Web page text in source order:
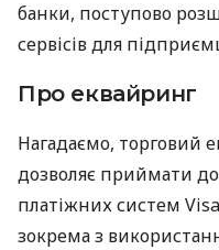
банки, поступово
сервісів для
Про еквайринг
Нагадаємо, торговий
дозволяє приймати
платіжних систем
зокрема з